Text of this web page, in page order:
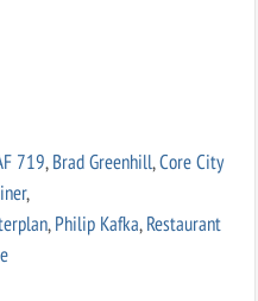
719,Brad Greenhill,Core City
,
,Philip Kafka,Restaurant